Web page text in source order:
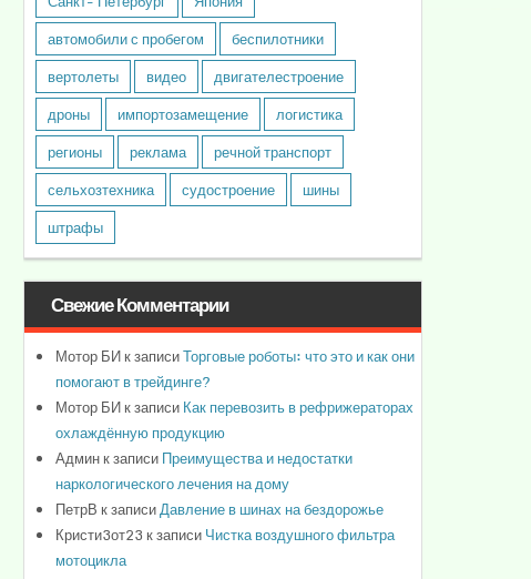
автомобили с пробегом
беспилотники
вертолеты
видео
двигателестроение
дроны
импортозамещение
логистика
регионы
реклама
речной транспорт
сельхозтехника
судостроение
шины
штрафы
Свежие Комментарии
Мотор БИк записиТорговые роботы: что это и как они
помогают в трейдинге?
Мотор БИк записиКак перевозить в рефрижераторах
охлаждённую продукцию
Админк записиПреимущества и недостатки
наркологического лечения на дому
ПетрВ к записиДавление в шинах на бездорожье
Кристи3от23 к записиЧистка воздушного фильтра
мотоцикла